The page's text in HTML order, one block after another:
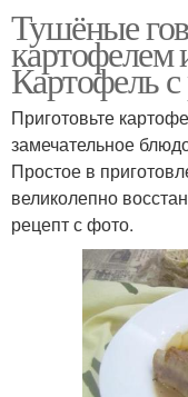
Тушёные
картофелем
Картофель
Приготовьте
замечательное
Простое в
великолепно
рецепт с фото.